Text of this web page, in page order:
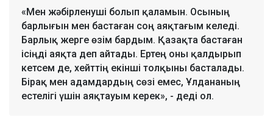
«Мен жәбірленуші болып қаламын. Осының
барлығын мен бастаған соң аяқтағым келеді.
Барлық жерге өзім бардым. Қазақта бастаған
ісіңді аяқта деп айтады. Ертең оны қалдырып
кетсем де, хейттің екінші толқыны басталады.
Бірақ мен адамдардың сөзі емес, Ұлдананың
естелігі үшін аяқтауым керек», - деді ол.